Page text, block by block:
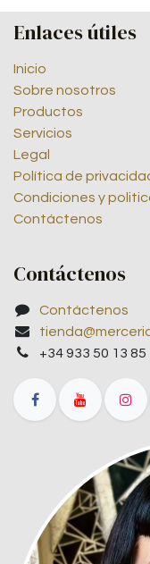
Enlaces útiles
Inicio
Sobre nosotros
Productos
Servicios
Legal
Política de
Condiciones y
Contáctenos
Contáctenos
Contáctenos
+34 933 50 13